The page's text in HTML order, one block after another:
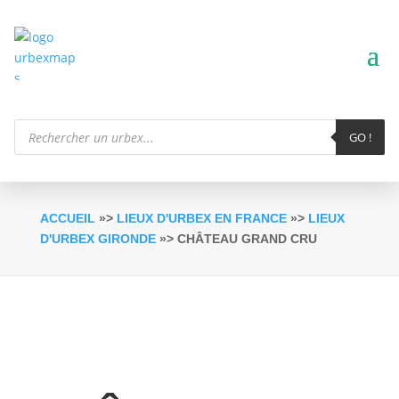
Recherche
produits
GO !
ACCUEIL »> LIEUX D'URBEX EN FRANCE»> LIEUX
D'URBEX GIRONDE»> CHÂTEAU GRAND CRU